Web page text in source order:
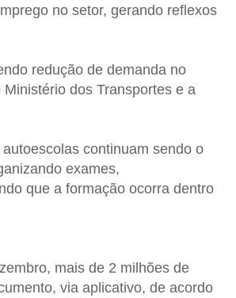
no setor, gerando reflexos
redução de demanda no
dos Transportes e a
continuam sendo o
exames,
que a formação ocorra dentro
mais de 2 milhões de
via aplicativo, de acordo